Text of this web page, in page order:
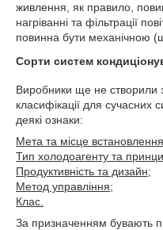
живлення, як правило,
нагріванні та фільтрації
повинна бути механічною
Сорти систем
Виробники ще не створили
класифікації для сучасних
деякі ознаки:
Мета та місце
Тип холодоагенту та
Продуктивність та дизайн;
Метод управління;
Клас.
За призначенням бувають